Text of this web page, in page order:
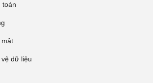
toán
mật
dữ liệu